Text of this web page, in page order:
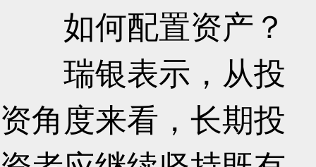
如何配置资产？
瑞银表示，从投
资角度来看，长期投